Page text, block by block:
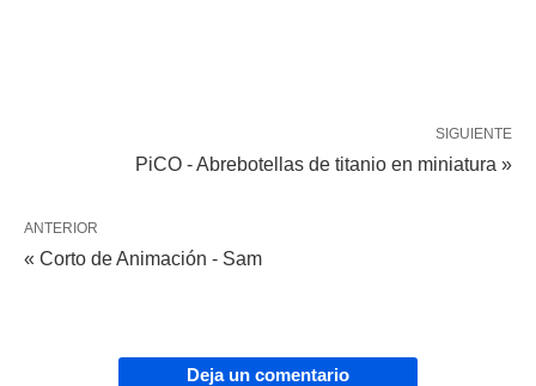
SIGUIENTE
PiCO - Abrebotellas de titanio en miniatura »
ANTERIOR
« Corto de Animación - Sam
Deja un comentario